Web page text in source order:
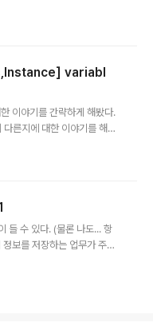
# 모든 클래스는
p..
variabl
이야기를 간략하게 해봤다.
른지에 대한 이야기를 해보
생략하고 만들어도 기본
29 30 31 32 33 34 clas
는다. "..
들 수 있다. (물론 나도... 항
보를 저장하는 업무가 주어
작성할 것이다. 파이썬 코